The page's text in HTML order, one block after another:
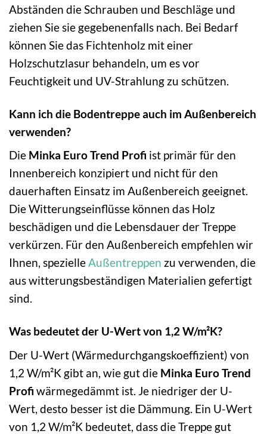
Abständen die Schrauben und Beschläge und
ziehen Sie sie gegebenenfalls nach. Bei Bedarf
können Sie das Fichtenholz mit einer
Holzschutzlasur behandeln, um es vor
Feuchtigkeit und UV-Strahlung zu schützen.
Kann ich die Bodentreppe auch im Außenbereich
verwenden?
Die Minka Euro Trend Profi ist primär für den
Innenbereich konzipiert und nicht für den
dauerhaften Einsatz im Außenbereich geeignet.
Die Witterungseinflüsse können das Holz
beschädigen und die Lebensdauer der Treppe
verkürzen. Für den Außenbereich empfehlen wir
Ihnen, spezielleAußentreppen zu verwenden, die
aus witterungsbeständigen Materialien gefertigt
sind.
Was bedeutet der U-Wert von 1,2 W/m²K?
Der U-Wert (Wärmedurchgangskoeffizient) von
1,2 W/m²K gibt an, wie gut die Minka Euro Trend
Profi wärmegedämmt ist. Je niedriger der U-
Wert, desto besser ist die Dämmung. Ein U-Wert
von 1,2 W/m²K bedeutet, dass die Treppe gut